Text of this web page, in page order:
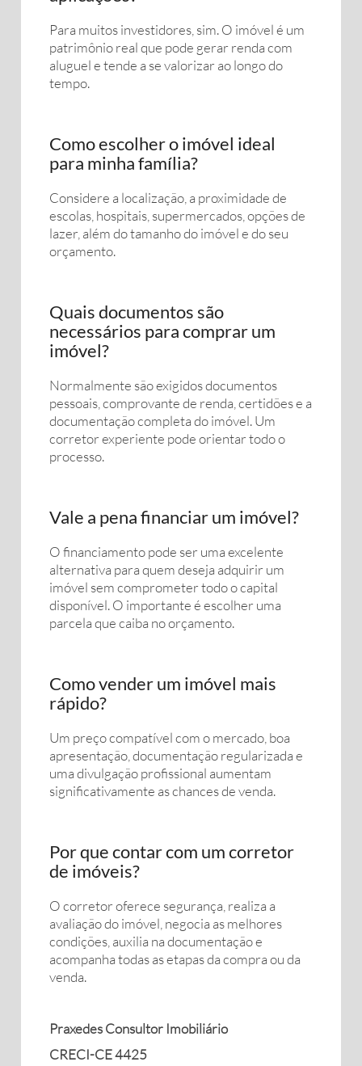
Para muitos investidores, sim. O imóvel é um
patrimônio real que pode gerar renda com
aluguel e tende a se valorizar ao longo do
tempo.
Como escolher o imóvel ideal
para minha família?
Considere a localização, a proximidade de
escolas, hospitais, supermercados, opções de
lazer, além do tamanho do imóvel e do seu
orçamento.
Quais documentos são
necessários para comprar um
imóvel?
Normalmente são exigidos documentos
pessoais, comprovante de renda, certidões e a
documentação completa do imóvel. Um
corretor experiente pode orientar todo o
processo.
Vale a pena financiar um imóvel?
O financiamento pode ser uma excelente
alternativa para quem deseja adquirir um
imóvel sem comprometer todo o capital
disponível. O importante é escolher uma
parcela que caiba no orçamento.
Como vender um imóvel mais
rápido?
Um preço compatível com o mercado, boa
apresentação, documentação regularizada e
uma divulgação profissional aumentam
significativamente as chances de venda.
Por que contar com um corretor
de imóveis?
O corretor oferece segurança, realiza a
avaliação do imóvel, negocia as melhores
condições, auxilia na documentação e
acompanha todas as etapas da compra ou da
venda.
Praxedes Consultor Imobiliário
CRECI-CE 4425